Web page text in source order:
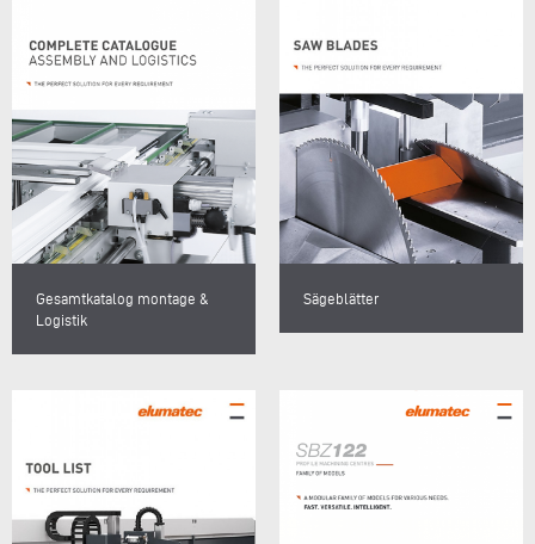
Gesamtkatalog montage &
Logistik
Sägeblätter